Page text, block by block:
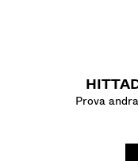
Prova